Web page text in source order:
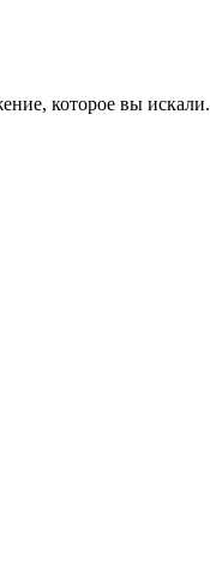
которое вы искали.